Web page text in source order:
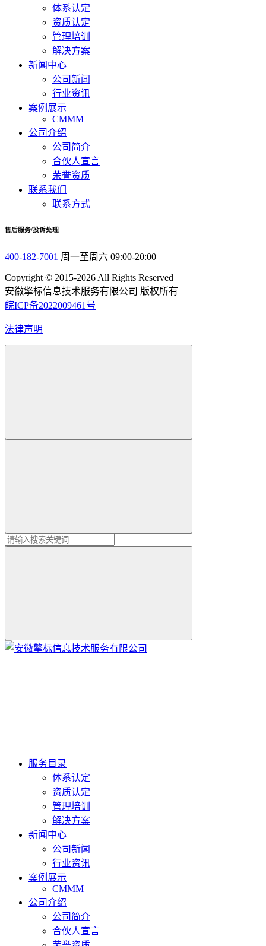
体系认定
资质认定
管理培训
解决方案
新闻中心
公司新闻
行业资讯
案例展示
CMMM
公司介绍
公司简介
合伙人宣言
荣誉资质
联系我们
联系方式
售后服务/投诉处理
400-182-7001 周一至周六 09:00-20:00
Copyright © 2015-2026 All Rights Reserved
安徽擎标信息技术服务有限公司 版权所有
皖ICP备2022009461号
法律声明
服务目录
体系认定
资质认定
管理培训
解决方案
新闻中心
公司新闻
行业资讯
案例展示
CMMM
公司介绍
公司简介
合伙人宣言